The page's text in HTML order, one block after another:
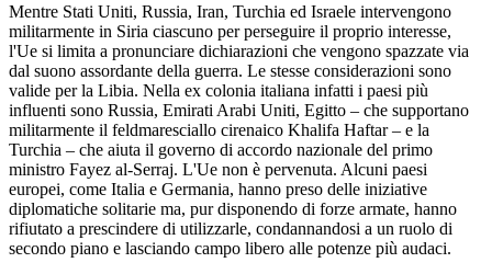
Mentre Stati Uniti, Russia, Iran, Turchia ed Israele intervengono
militarmente in Siria ciascuno per perseguire il proprio interesse,
l'Ue si limita a pronunciare dichiarazioni che vengono spazzate via
dal suono assordante della guerra. Le stesse considerazioni sono
valide per la Libia. Nella ex colonia italiana infatti i paesi più
influenti sono Russia, Emirati Arabi Uniti, Egitto – che supportano
militarmente il feldmaresciallo cirenaico Khalifa Haftar – e la
Turchia – che aiuta il governo di accordo nazionale del primo
ministro Fayez al-Serraj. L'Ue non è pervenuta. Alcuni paesi
europei, come Italia e Germania, hanno preso delle iniziative
diplomatiche solitarie ma, pur disponendo di forze armate, hanno
rifiutato a prescindere di utilizzarle, condannandosi a un ruolo di
secondo piano e lasciando campo libero alle potenze più audaci.